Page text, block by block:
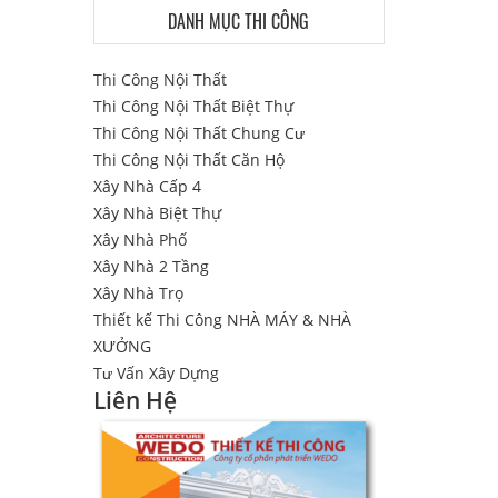
DANH MỤC THI CÔNG
Thi Công Nội Thất
Thi Công Nội Thất Biệt Thự
Thi Công Nội Thất Chung Cư
Thi Công Nội Thất Căn Hộ
Xây Nhà Cấp 4
Xây Nhà Biệt Thự
Xây Nhà Phố
Xây Nhà 2 Tầng
Xây Nhà Trọ
Thiết kế Thi Công NHÀ MÁY & NHÀ
XƯỞNG
Tư Vấn Xây Dựng
Liên Hệ